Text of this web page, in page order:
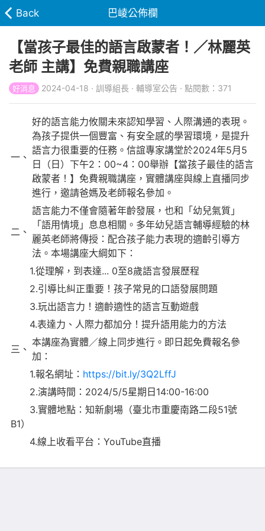
Back 巴崚公佈欄
【當孩子最佳的語言啟蒙者！／林麗英
老師 主講】免費親職講座
好消息 2024-04-18 · 訓導組長 · 輔導室公告 · 點閱數：371
一、
好的語言能力攸關未來認知學習、人際溝通的表現。
為孩子提供一個豐富、有安全感的學習環境，是提升
語言力很重要的任務。信誼專家講堂於2024年5月5
日（日）下午2：00~4：00舉辦【當孩子最佳的語言
啟蒙者！】免費親職講座，實體講座與線上直播同步
進行，邀請爸媽及老師報名參加。
二、
語言能力不僅會隨著年齡發展，也和「幼兒氣質」
「語用情境」息息相關。多年幼兒語言輔導經驗的林
麗英老師將傳授：配合孩子能力表現的適齡引導方
法。本場講座大綱如下：
1.從理解，到表達... 0至8歲語言發展歷程
2.引導比糾正重要！孩子常見的口語發展問題
3.玩出語言力！適齡適性的語言互動遊戲
4.表達力、人際力都加分！提升語用能力的方法
三、
本講座為實體／線上同步進行。即日起免費報名參
加：
1.報名網址： https://bit.ly/3Q2LffJ
2.演講時間：2024/5/5星期日14:00-16:00
3.實體地點：知新劇場（臺北市重慶南路二段51號
B1）
4.線上收看平台：YouTube直播